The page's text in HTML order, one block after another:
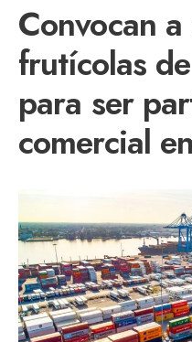
Convocan
frutícolas
para ser
comercial